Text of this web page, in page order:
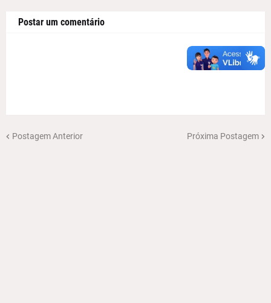
Postar um comentário
Postagem Anterior Próxima Postagem